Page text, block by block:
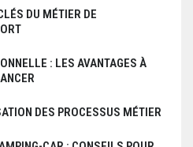
DU MÉTIER DE
: LES AVANTAGES À
DES PROCESSUS MÉTIER